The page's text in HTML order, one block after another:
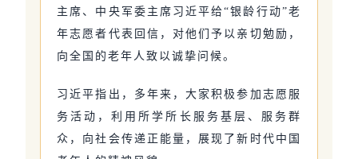
主席、中央军委主席习近平给“银龄行动”老
年志愿者代表回信，对他们予以亲切勉励，
向全国的老年人致以诚挚问候。
习近平指出，多年来，大家积极参加志愿服
务活动，利用所学所长服务基层、服务群
众，向社会传递正能量，展现了新时代中国